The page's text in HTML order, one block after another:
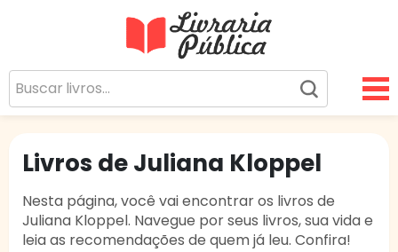
Sua Biblioteca Virtual Gratuita
Livros de Juliana Kloppel
Nesta página, você vai encontrar os livros de
Juliana Kloppel. Navegue por seus livros, sua vida e
leia as recomendações de quem já leu. Confira!